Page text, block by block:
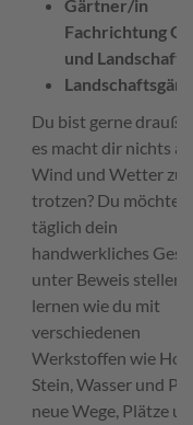
Gärtner/in
Fachrichtung
und
Du bist gerne
es macht dir nichts
Wind und Wetter zu
trotzen? Du möchtest
täglich dein
handwerkliches
unter Beweis stellen
lernen wie du mit
verschiedenen
Werkstoffen wie
Stein, Wasser und
neue Wege, Plätze